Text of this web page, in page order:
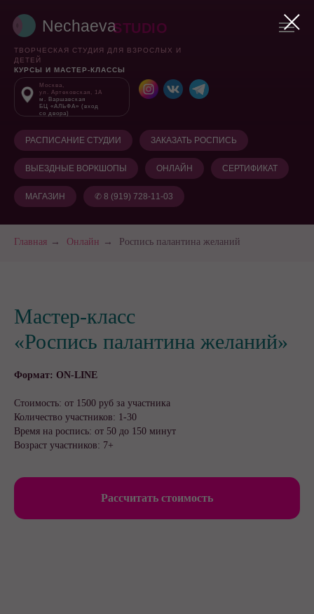
NechaevaSTUDIO
ТВОРЧЕСКАЯ СТУДИЯ ДЛЯ ВЗРОСЛЫХ И
ДЕТЕЙ
КУРСЫ И МАСТЕР-КЛАССЫ
Москва,
ул. Артековская, 1А
м. Варшавская
БЦ «АЛЬФА» (вход
со двора)
РАСПИСАНИЕ СТУДИИ ЗАКАЗАТЬ РОСПИСЬ
ВЫЕЗДНЫЕ ВОРКШОПЫ ОНЛАЙН СЕРТИФИКАТ
МАГАЗИН ✆ 8 (919) 728-11-03
Главная → Онлайн → Роспись палантина желаний
Мастер-класс
«Роспись палантина желаний»
Формат: ON-LINE
Стоимость: от 1500 руб за участника
Количество участников: 1-30
Время на роспись: от 50 до 150 минут
Возраст участников: 7+
Рассчитать стоимость